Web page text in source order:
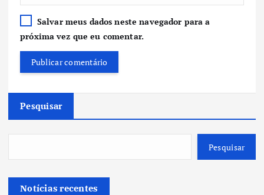
Salvar meus dados neste navegador para a
próxima vez que eu comentar.
Pesquisar
Pesquisar
Notícias recentes